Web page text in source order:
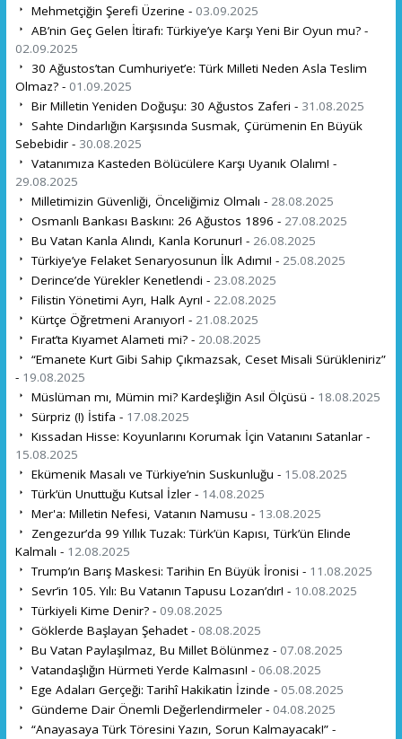
Mehmetçiğin Şerefi Üzerine - 03.09.2025
AB’nin Geç Gelen İtirafı: Türkiye’ye Karşı Yeni Bir Oyun mu? -
02.09.2025
30 Ağustos’tan Cumhuriyet’e: Türk Milleti Neden Asla Teslim
Olmaz? - 01.09.2025
Bir Milletin Yeniden Doğuşu: 30 Ağustos Zaferi - 31.08.2025
Sahte Dindarlığın Karşısında Susmak, Çürümenin En Büyük
Sebebidir - 30.08.2025
Vatanımıza Kasteden Bölücülere Karşı Uyanık Olalım! -
29.08.2025
Milletimizin Güvenliği, Önceliğimiz Olmalı - 28.08.2025
Osmanlı Bankası Baskını: 26 Ağustos 1896 - 27.08.2025
Bu Vatan Kanla Alındı, Kanla Korunur! - 26.08.2025
Türkiye’ye Felaket Senaryosunun İlk Adımı! - 25.08.2025
Derince’de Yürekler Kenetlendi - 23.08.2025
Filistin Yönetimi Ayrı, Halk Ayrı! - 22.08.2025
Kürtçe Öğretmeni Aranıyor! - 21.08.2025
Fırat’ta Kıyamet Alameti mi? - 20.08.2025
“Emanete Kurt Gibi Sahip Çıkmazsak, Ceset Misali Sürükleniriz”
- 19.08.2025
Müslüman mı, Mümin mi? Kardeşliğin Asıl Ölçüsü - 18.08.2025
Sürpriz (!) İstifa - 17.08.2025
Kıssadan Hisse: Koyunlarını Korumak İçin Vatanını Satanlar -
15.08.2025
Ekümenik Masalı ve Türkiye’nin Suskunluğu - 15.08.2025
Türk’ün Unuttuğu Kutsal İzler - 14.08.2025
Mer'a: Milletin Nefesi, Vatanın Namusu - 13.08.2025
Zengezur’da 99 Yıllık Tuzak: Türk’ün Kapısı, Türk’ün Elinde
Kalmalı - 12.08.2025
Trump’ın Barış Maskesi: Tarihin En Büyük İronisi - 11.08.2025
Sevr’in 105. Yılı: Bu Vatanın Tapusu Lozan’dır! - 10.08.2025
Türkiyeli Kime Denir? - 09.08.2025
Göklerde Başlayan Şehadet - 08.08.2025
Bu Vatan Paylaşılmaz, Bu Millet Bölünmez - 07.08.2025
Vatandaşlığın Hürmeti Yerde Kalmasın! - 06.08.2025
Ege Adaları Gerçeği: Tarihî Hakikatin İzinde - 05.08.2025
Gündeme Dair Önemli Değerlendirmeler - 04.08.2025
“Anayasaya Türk Töresini Yazın, Sorun Kalmayacak!” -